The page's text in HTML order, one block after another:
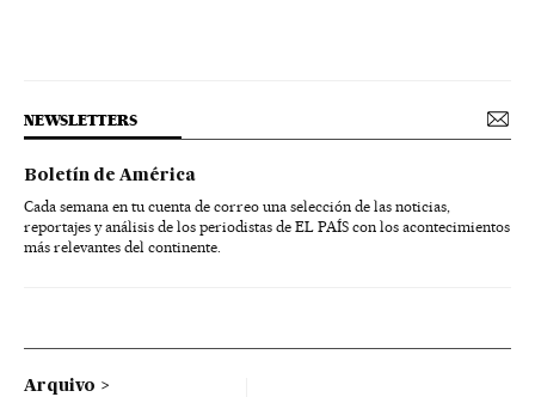
NEWSLETTERS
Boletín de América
Cada semana en tu cuenta de correo una selección de las noticias,
reportajes y análisis de los periodistas de EL PAÍS con los acontecimientos
más relevantes del continente.
Arquivo